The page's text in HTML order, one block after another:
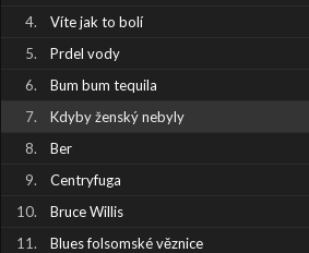
Víte jak to bolí
Prdel vody
Bum bum tequila
Kdyby ženský nebyly
Ber
Centryfuga
Bruce Willis
Blues folsomské věznice